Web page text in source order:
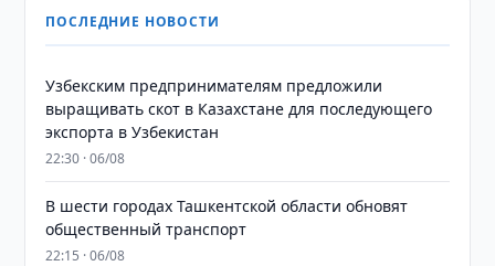
ПОСЛЕДНИЕ НОВОСТИ
Узбекским предпринимателям предложили
выращивать скот в Казахстане для последующего
экспорта в Узбекистан
22:30 · 06/08
В шести городах Ташкентской области обновят
общественный транспорт
22:15 · 06/08